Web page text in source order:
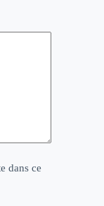
dans ce